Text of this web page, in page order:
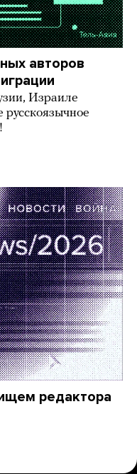
авторов
Израиле
русскоязычное
редактора